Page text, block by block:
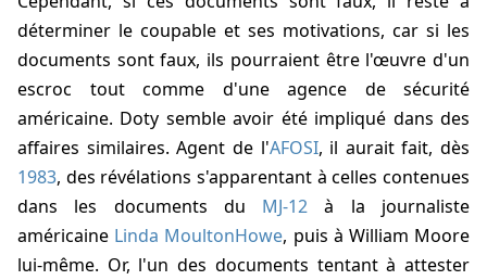
déterminer le coupable et ses motivations, car si les
documents sont faux, ils pourraient être l'œuvre d'un
escroc tout comme d'une agence de sécurité
américaine. Doty semble avoir été impliqué dans des
affaires similaires. Agent de l'AFOSI, il aurait fait, dès
1983, des révélations s'apparentant à celles contenues
dans les documents du MJ-12 à la journaliste
américaine Linda MoultonHowe, puis à William Moore
lui-même. Or, l'un des documents tentant à attester